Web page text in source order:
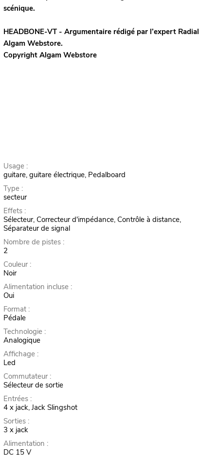
scénique.
HEADBONE-VT - Argumentaire rédigé par l’expert Radial
Algam Webstore.
Copyright Algam Webstore
Usage :
guitare, guitare électrique, Pedalboard
Type :
secteur
Effets :
Sélecteur, Correcteur d'impédance, Contrôle à distance,
Séparateur de signal
Nombre de pistes :
2
Couleur :
Noir
Alimentation incluse :
Oui
Format :
Pédale
Technologie :
Analogique
Affichage :
Led
Commutateur :
Sélecteur de sortie
Entrées :
4 x jack, Jack Slingshot
Sorties :
3 x jack
Alimentation :
DC 15 V